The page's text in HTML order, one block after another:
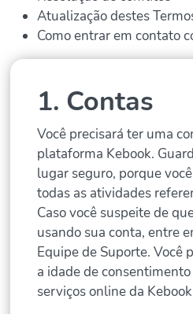
Atualização destes
Como entrar em contato
1. Contas
Você precisará ter uma
plataforma Kebook.
lugar seguro, porque
todas as atividades
Caso você suspeite de
usando sua conta, entre
Equipe de Suporte. Você
a idade de
serviços online da